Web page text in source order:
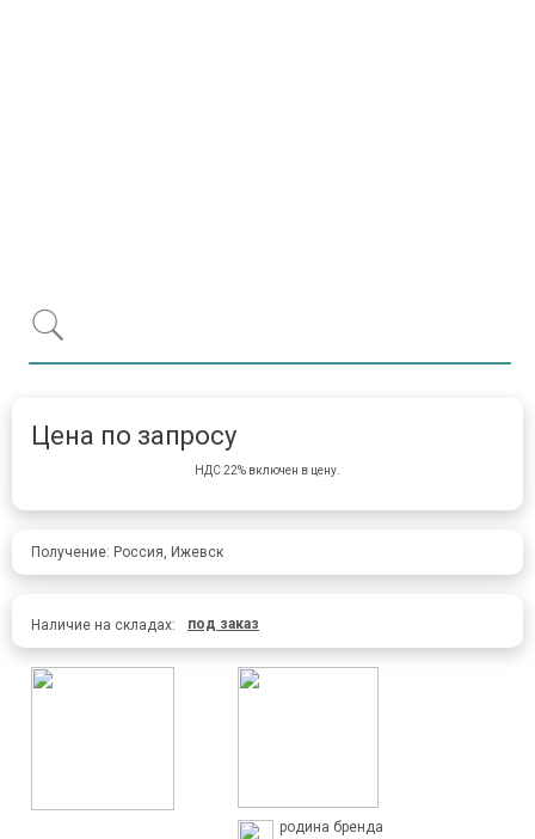
Цена по запросу
НДС 22% включен в цену.
Получение: Россия, Ижевск
Наличие на складах: под заказ
родина бренда